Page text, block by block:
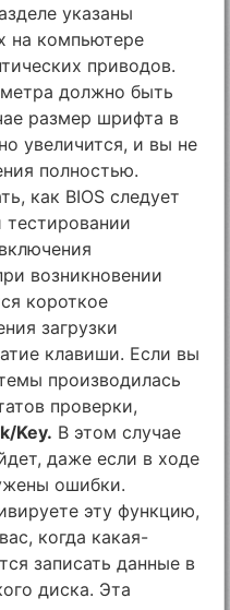
указаны
на компьютере
приводов.
должно быть
размер шрифта в
увеличится, и вы не
полностью.
как BIOS следует
тестировании
возникновении
короткое
загрузки
клавиши. Если вы
производилась
проверки,
Key. В этом случае
даже если в ходе
ошибки.
эту функцию,
когда какая-
записать данные в
диска. Эта